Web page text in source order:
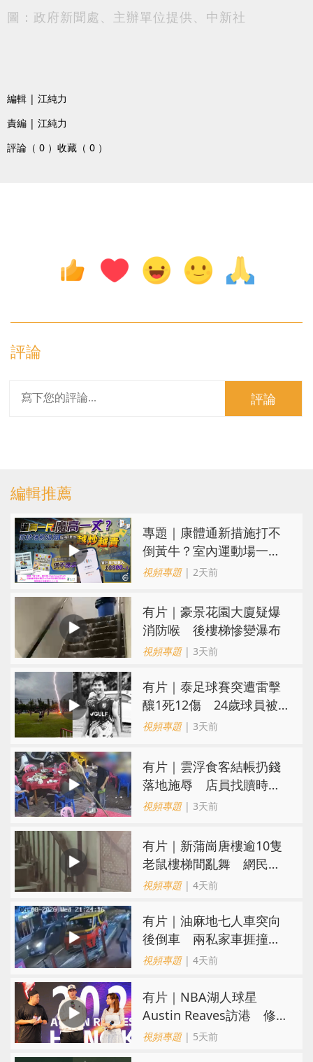
圖：政府新聞處、主辦單位提供、中新社
編輯 | 江純力
責編 | 江純力
評論（ 0 ） 收藏（ 0 ）
評論
評論
編輯推薦
專題｜康體通新措施打不
倒黃牛？室內運動場一場
難求越炒越貴
視頻專題| 2天前
有片｜豪景花園大廈疑爆
消防喉 後樓梯慘變瀑布
視頻專題| 3天前
有片｜泰足球賽突遭雷擊
釀1死12傷 24歲球員被
閃電劈中亡
視頻專題| 3天前
​有片｜雲浮食客結帳扔錢
落地施辱 店員找贖時還
施彼身獲老闆肯定
視頻專題| 3天前
有片｜新蒲崗唐樓逾10隻
老鼠樓梯間亂舞 網民嚇
親：每次經過都要好大勇
視頻專題| 4天前
有片｜油麻地七人車突向
後倒車 兩私家車捱撞
司機不顧而去
視頻專題| 4天前
有片｜NBA湖人球星
Austin Reaves訪港 修
頓與青少年交流球技
視頻專題| 5天前